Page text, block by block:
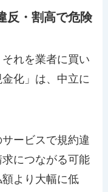
反・割高で危険
れを業者に買い
化」は、中立に
ービスで規約違
につながる可能
より大幅に低